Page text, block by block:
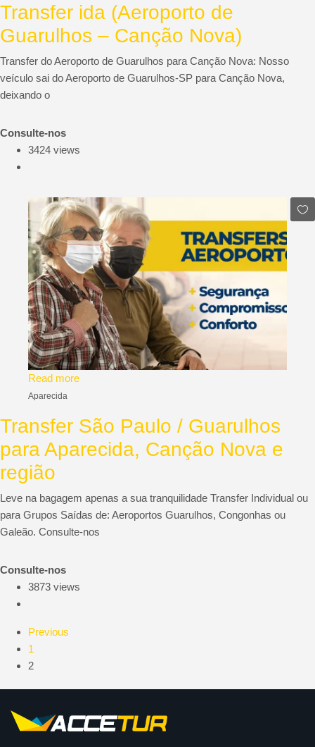
Transfer ida (Aeroporto de
Guarulhos – Canção Nova)
Transfer do Aeroporto de Guarulhos para Canção Nova: Nosso
veículo sai do Aeroporto de Guarulhos-SP para Canção Nova,
deixando o
Consulte-nos
3424 views
Read more
Aparecida
Transfer São Paulo / Guarulhos
para Aparecida, Canção Nova e
região
Leve na bagagem apenas a sua tranquilidade Transfer Individual ou
para Grupos Saídas de: Aeroportos Guarulhos, Congonhas ou
Galeão. Consulte-nos
Consulte-nos
3873 views
Previous
1
2